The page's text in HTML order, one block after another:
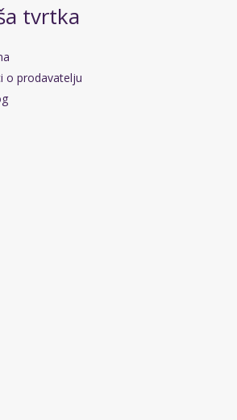
tvrtka
o prodavatelju